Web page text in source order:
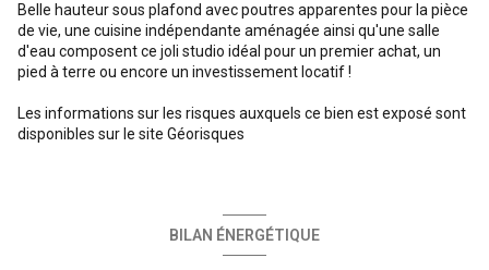
Belle hauteur sous plafond avec poutres apparentes pour la pièce
de vie, une cuisine indépendante aménagée ainsi qu'une salle
d'eau composent ce joli studio idéal pour un premier achat, un
pied à terre ou encore un investissement locatif !
Les informations sur les risques auxquels ce bien est exposé sont
disponibles sur le site Géorisques
BILAN ÉNERGÉTIQUE